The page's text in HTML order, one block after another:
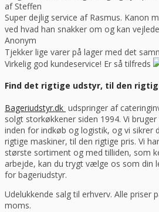
af Steffen
Super dejlig service af Rasmus. Kanon
ved hvad han snakker om og kan
Anonym
Tjekker lige varer på lager med det
Virkelig god kundeservice! Er så tilfreds
Find det rigtige udstyr, til den
Bageriudstyr.dk udspringer af
solgt storkøkkener siden 1994. Vi
inden for indkøb og logistik, og vi sikrer
rigtige maskiner, til den rigtige pris. Vi
største sortiment og med tilliden, som
arbejde, kan du trygt vælge os som din
for bageriudstyr.
Udelukkende salg til erhverv. Alle priser
moms.